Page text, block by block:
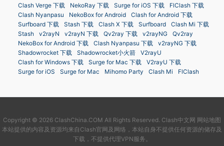
Clash Verge 下载
NekoRay 下载 Surge for iOS 下载
FlClash 下载
Clash Nyanpasu
NekoBox for Android
Clash for Android 下载
Surfboard 下载
Stash 下载 Clash X 下载 Surfboard
Clash Mi 下载
Stash
v2rayN v2rayN 下载 Qv2ray 下载 v2rayNG
Qv2ray
NekoBox for Android 下载
Clash Nyanpasu 下载
v2rayNG 下载
Shadowrocket 下载
Shadowrocket小火箭
V2rayU
Clash for Windows 下载
Surge for Mac 下载
V2rayU 下载
Surge for iOS
Surge for Mac Mihomo Party Clash Mi FlClash
Copyright © 2026 ClashChina.COM All Rights Reserved. Clash中文网 网站地图
本站提供的内容及资源均来自Clash官网及网络，本站自身不提供任何资源的储存及
下载，不提供代理VPN服务。